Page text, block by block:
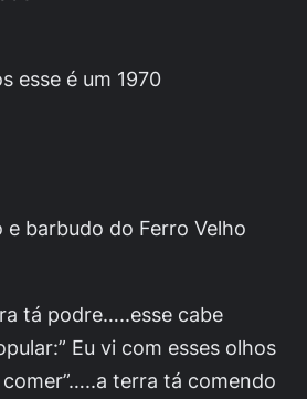
esse é um 1970
e barbudo do Ferro Velho
tá podre…..esse cabe
Eu vi com esses olhos
terra tá comendo